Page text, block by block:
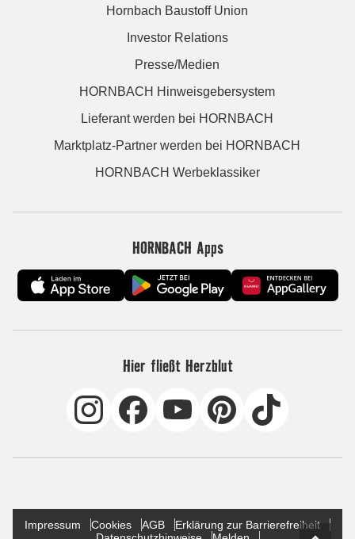
Hornbach Baustoff Union
Investor Relations
Presse/Medien
HORNBACH Hinweisgebersystem
Lieferant werden bei HORNBACH
Marktplatz-Partner werden bei HORNBACH
HORNBACH Werbeklassiker
HORNBACH Apps
Hier fließt Herzblut
Impressum Cookies AGB
Erklärung zur Barrierefreiheit